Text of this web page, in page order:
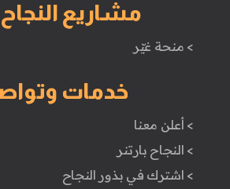
مشاريع
> منحة غيّر
خدمات
> أعلن معنا
> النجاح بارتنر
> اشترك في بذور النجاح